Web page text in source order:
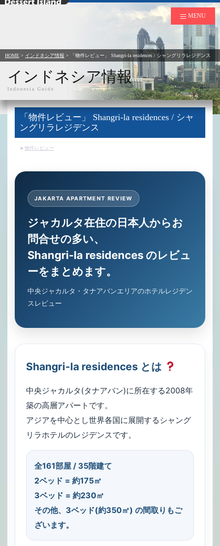
デザートアイランド
MENU
HOME > インドネシア情報 > 「物件レビュー」 Shangri-la residences / シャングリラレジデンス
インドネシア情報
Indonesia Guide
「物件レビュー」 Shangri-la residences / シャ
ングリラレジデンス
物件レビュー
JAKARTA APARTMENT REVIEW
ジャカルタ在住の日本人からお
問合せの多い、
Shangri-la residences のレビュ
ーをまとめます。
中央ジャカルタ・タナアバンエリアのホテルレジデン
スレビュー
Shangri-la residences とは
中央ジャカルタ(タナアバン)に所在する2008年
築の高層アパートです。
アジアを中心とし世界各国に展開するシャング
リラホテルのレジデンスです。
全161部屋 / 35階建て
2ベッド = 約175㎡
3ベッド = 約230㎡
その他、3ベッド(約350㎡) の間取りもご
ざいます。